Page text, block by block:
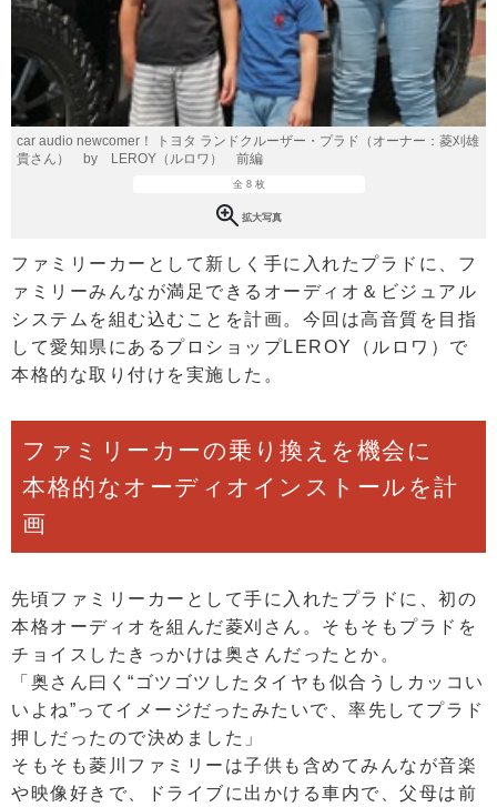
car audio newcomer！ トヨタ ランドクルーザー・プラド（オーナー：菱刈雄
貴さん） by LEROY（ルロワ） 前編
全 8 枚
拡大写真
ファミリーカーとして新しく手に入れたプラドに、フ
ァミリーみんなが満足できるオーディオ＆ビジュアル
システムを組む込むことを計画。今回は高音質を目指
して愛知県にあるプロショップLEROY（ルロワ）で
本格的な取り付けを実施した。
ファミリーカーの乗り換えを機会に
本格的なオーディオインストールを計
画
先頃ファミリーカーとして手に入れたプラドに、初の
本格オーディオを組んだ菱刈さん。そもそもプラドを
チョイスしたきっかけは奥さんだったとか。
「奥さん曰く“ゴツゴツしたタイヤも似合うしカッコい
いよね”ってイメージだったみたいで、率先してプラド
押しだったので決めました」
そもそも菱川ファミリーは子供も含めてみんなが音楽
や映像好きで、ドライブに出かける車内で、父母は前